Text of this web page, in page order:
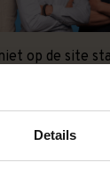
Details
op de site
graag uit!
met